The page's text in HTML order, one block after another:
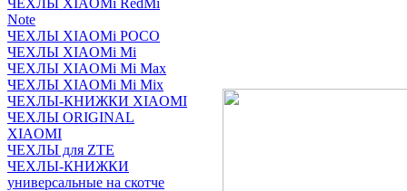
ЧЕХЛЫ XIAOMi RedMi
Note
ЧЕХЛЫ XIAOMi POCO
ЧЕХЛЫ XIAOMi Mi
ЧЕХЛЫ XIAOMi Mi Max
ЧЕХЛЫ XIAOMi Mi Mix
ЧЕХЛЫ-КНИЖКИ XIAOMI
ЧЕХЛЫ ORIGINAL
XIAOMI
ЧЕХЛЫ для ZTE
ЧЕХЛЫ-КНИЖКИ
универсальные на скотче